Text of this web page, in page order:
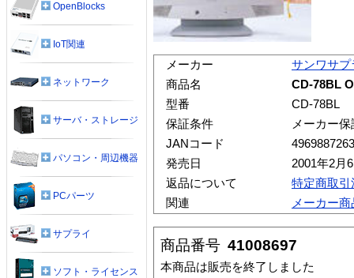
メーカー
サンワサプ
商品名
CD-78BL
型番
CD-78BL
保証条件
メーカー保
JANコード
発売日
2001年2月
返品について
特定商取
関連
メーカー
商品番号 41008697
本商品は販売を終了しました
OpenBlocks
IoT関連
ネットワーク
サーバ・ストレージ
パソコン・周辺機器
PCパーツ
サプライ
ソフト・ライセンス